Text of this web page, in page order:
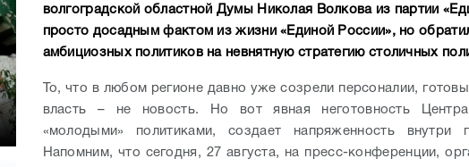
волгоградской областной Думы Николая Волкова из партии
просто досадным фактом из жизни «Единой России», но
амбициозных политиков на невнятную стратегию столичных
То, что в любом регионе давно уже созрели персоналии,
власть – не новость. Но вот явная неготовность
«молодыми» политиками, создает напряженность внутри
Напомним, что сегодня, 27 августа, на пресс-конференции,